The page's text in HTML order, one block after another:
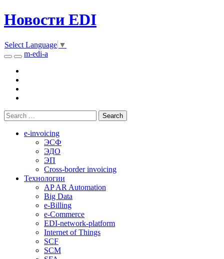
Новости EDI
Select Language ▼
m-edi-a
e-invoicing
ЭСФ
ЭДО
ЭП
Cross-border invoicing
Технологии
AP AR Automation
Big Data
e-Billing
e-Commerce
EDI-network-platform
Internet of Things
SCF
SCM